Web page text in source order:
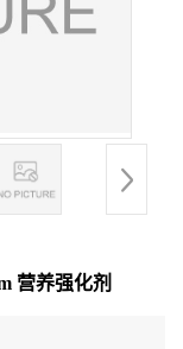
营养强化剂